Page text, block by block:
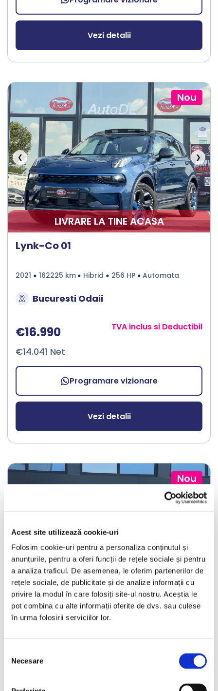
Acest site utilizează cookie-uri
Folosim cookie-uri pentru a personaliza conținutul și
anunțurile, pentru a oferi funcții de rețele sociale și pentru
a analiza traficul. De asemenea, le oferim partenerilor de
rețele sociale, de publicitate și de analize informații cu
privire la modul în care folosiți site-ul nostru. Aceștia le
pot combina cu alte informații oferite de dvs. sau culese
în urma folosirii serviciilor lor.
consimțământului
Necesare
Vezi detalii
Nou
❮ ❯
LIVRARE LA TINE ACASA
Lynk-Co 01
2021 162225 km Hibrid 256 HP Automata
Bucuresti Odaii
€16.990
€14.041 Net
TVA inclus si Deductibil
Programare vizionare
Vezi detalii
Nou
2019 Automata